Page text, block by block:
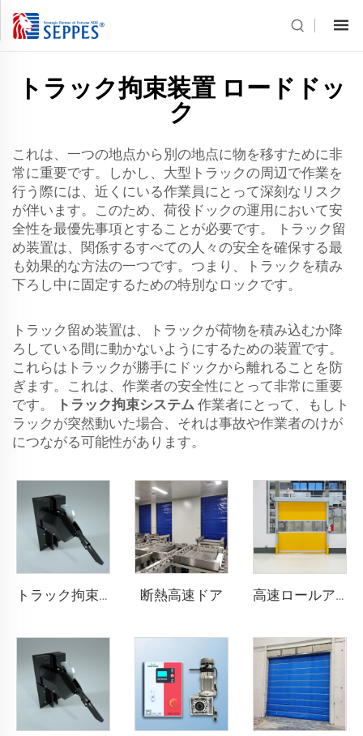
トラック拘束装置 ロードドッ
ク
これは、一つの地点から別の地点に物を移すために非
常に重要です。しかし、大型トラックの周辺で作業を
行う際には、近くにいる作業員にとって深刻なリスク
が伴います。このため、荷役ドックの運用において安
全性を最優先事項とすることが必要です。 トラック留
め装置は、関係するすべての人々の安全を確保する最
も効果的な方法の一つです。つまり、トラックを積み
下ろし中に固定するための特別なロックです。
トラック留め装置は、トラックが荷物を積み込むか降
ろしている間に動かないようにするための装置です。
これらはトラックが勝手にドックから離れることを防
ぎます。これは、作業者の安全性にとって非常に重要
です。
トラック拘束システム 作業者にとって、もしト
ラックが突然動いた場合、それは事故や作業者のけが
につながる可能性があります。
トラック拘束システム 断熱高速ドア 高速ロールアップドア